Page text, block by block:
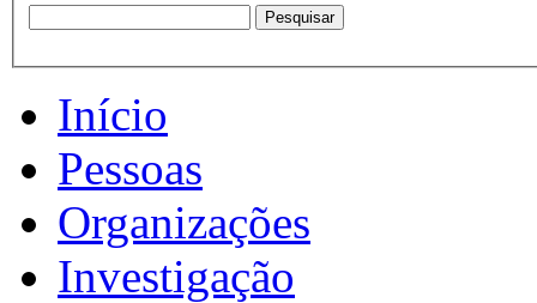
Início
Pessoas
Organizações
Investigação